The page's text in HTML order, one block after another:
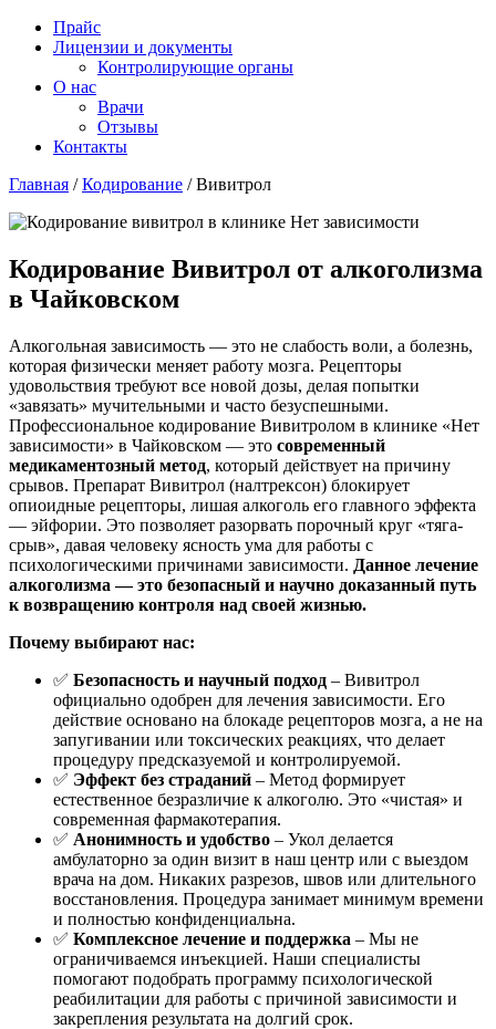
Прайс
Лицензии и документы
Контролирующие органы
О нас
Врачи
Отзывы
Контакты
Главная /Кодирование /Вивитрол
Кодирование Вивитрол от алкоголизма
в Чайковском
Алкогольная зависимость — это не слабость воли, а болезнь,
которая физически меняет работу мозга. Рецепторы
удовольствия требуют все новой дозы, делая попытки
«завязать» мучительными и часто безуспешными.
Профессиональное кодирование Вивитролом в клинике «Нет
зависимости» в Чайковском — это современный
медикаментозный метод, который действует на причину
срывов. Препарат Вивитрол (налтрексон) блокирует
опиоидные рецепторы, лишая алкоголь его главного эффекта
— эйфории. Это позволяет разорвать порочный круг «тяга-
срыв», давая человеку ясность ума для работы с
психологическими причинами зависимости. Данное лечение
алкоголизма — это безопасный и научно доказанный путь
к возвращению контроля над своей жизнью.
Почему выбирают нас:
✅ Безопасность и научный подход – Вивитрол
официально одобрен для лечения зависимости. Его
действие основано на блокаде рецепторов мозга, а не на
запугивании или токсических реакциях, что делает
процедуру предсказуемой и контролируемой.
✅ Эффект без страданий – Метод формирует
естественное безразличие к алкоголю. Это «чистая» и
современная фармакотерапия.
✅ Анонимность и удобство – Укол делается
амбулаторно за один визит в наш центр или с выездом
врача на дом. Никаких разрезов, швов или длительного
восстановления. Процедура занимает минимум времени
и полностью конфиденциальна.
✅ Комплексное лечение и поддержка – Мы не
ограничиваемся инъекцией. Наши специалисты
помогают подобрать программу психологической
реабилитации для работы с причиной зависимости и
закрепления результата на долгий срок.